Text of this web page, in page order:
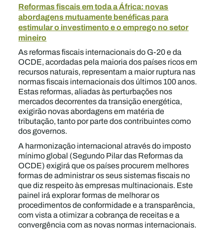
Reformas fiscais em toda a África: novas
abordagens mutuamente benéficas para
estimular o investimento e o emprego no setor
mineiro
As reformas fiscais internacionais do G-20 e da
OCDE, acordadas pela maioria dos países ricos em
recursos naturais, representam a maior ruptura nas
normas fiscais internacionais dos últimos 100 anos.
Estas reformas, aliadas às perturbações nos
mercados decorrentes da transição energética,
exigirão novas abordagens em matéria de
tributação, tanto por parte dos contribuintes como
dos governos.
A harmonização internacional através do imposto
mínimo global (Segundo Pilar das Reformas da
OCDE) exigirá que os países procurem melhores
formas de administrar os seus sistemas fiscais no
que diz respeito às empresas multinacionais. Este
painel irá explorar formas de melhorar os
procedimentos de conformidade e a transparência,
com vista a otimizar a cobrança de receitas e a
convergência com as novas normas internacionais.